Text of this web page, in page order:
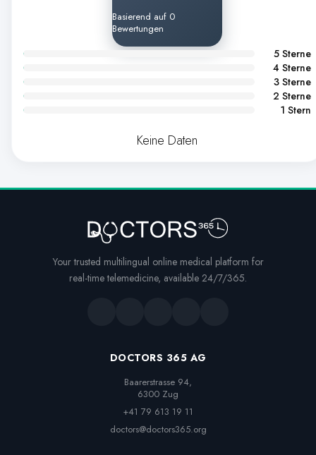
Basierend auf 0
Bewertungen
5 Sterne
4 Sterne
3 Sterne
2 Sterne
1 Stern
Keine Daten
Your trusted multilingual online medical platform for
real-time telemedicine, available 24/7/365.
DOCTORS 365 AG
Baarerstrasse 94,
6300 Zug
+41 79 613 19 11
doctors@doctors365.org